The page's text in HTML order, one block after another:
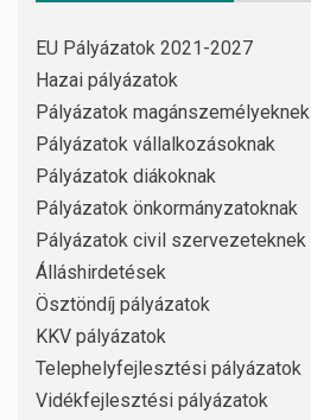
EU Pályázatok 2021-2027
Hazai pályázatok
Pályázatok magánszemélyeknek
Pályázatok vállalkozásoknak
Pályázatok diákoknak
Pályázatok önkormányzatoknak
Pályázatok civil szervezeteknek
Álláshirdetések
Ösztöndíj pályázatok
KKV pályázatok
Telephelyfejlesztési pályázatok
Vidékfejlesztési pályázatok